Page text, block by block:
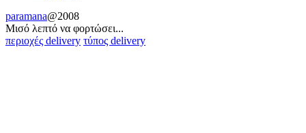
paramana@2008
Μισό λεπτό να φoρτώσει...
περιοχές delivery τύπος delivery